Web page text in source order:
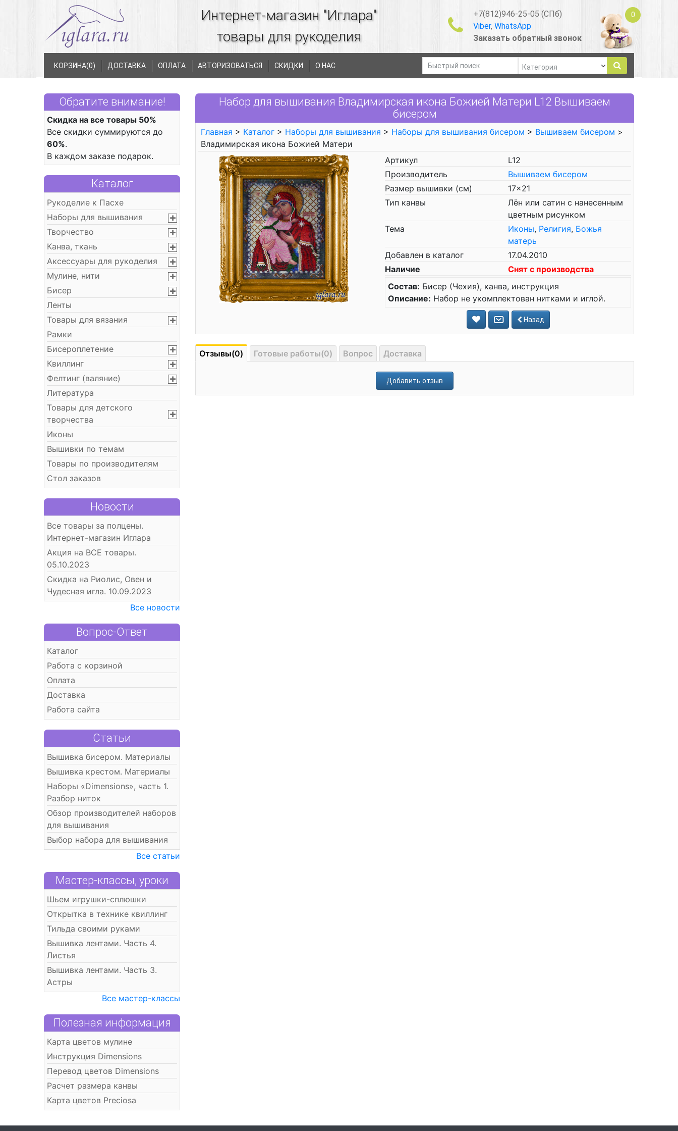
Интернет-магазин "Иглара"
товары для рукоделия
+7(812)946-25-05 (СПб)
Viber, WhatsApp
Заказать обратный звонок
0
КОРЗИНА(0) ДОСТАВКА ОПЛАТА АВТОРИЗОВАТЬСЯ СКИДКИ О НАС
Обратите внимание!
Скидка на все товары 50%
Все скидки суммируются до
60%.
В каждом заказе подарок.
Каталог
Рукоделие к Пасхе
Наборы для вышивания
Творчество
Канва, ткань
Аксессуары для рукоделия
Мулине, нити
Бисер
Ленты
Товары для вязания
Рамки
Бисероплетение
Квиллинг
Фелтинг (валяние)
Литература
Товары для детского
творчества
Иконы
Вышивки по темам
Товары по производителям
Стол заказов
Новости
Все товары за полцены.
Интернет-магазин Иглара
Акция на ВСЕ товары.
05.10.2023
Скидка на Риолис, Овен и
Чудесная игла. 10.09.2023
Все новости
Вопрос-Ответ
Каталог
Работа с корзиной
Оплата
Доставка
Работа сайта
Статьи
Вышивка бисером. Материалы
Вышивка крестом. Материалы
Наборы «Dimensions», часть 1.
Разбор ниток
Обзор производителей наборов
для вышивания
Выбор набора для вышивания
Все статьи
Мастер-классы, уроки
Шьем игрушки-сплюшки
Открытка в технике квиллинг
Тильда своими руками
Вышивка лентами. Часть 4.
Листья
Вышивка лентами. Часть 3.
Астры
Все мастер-классы
Полезная информация
Карта цветов мулине
Инструкция Dimensions
Перевод цветов Dimensions
Расчет размера канвы
Карта цветов Preciosa
Набор для вышивания Владимирская икона Божией Матери L12 Вышиваем
бисером
Главная > Каталог > Наборы для вышивания > Наборы для вышивания бисером > Вышиваем бисером >
Владимирская икона Божией Матери
Артикул
L12
Производитель
Вышиваем бисером
Размер вышивки (см)
17x21
Тип канвы
Лён или сатин с нанесенным
цветным рисунком
Тема
Иконы, Религия, Божья
матерь
Добавлен в каталог
17.04.2010
Наличие
Снят с производства
Состав: Бисер (Чехия), канва, инструкция
Описание: Набор не укомплектован нитками и иглой.
Назад
Отзывы(0) Готовые работы(0) Вопрос Доставка
Добавить отзыв